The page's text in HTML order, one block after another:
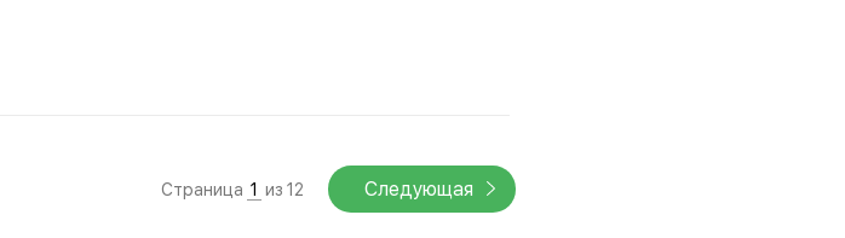
Следующая
Страница 1 из 12